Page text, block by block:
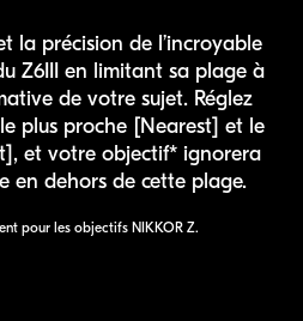
la précision de l’incroyable
Z6III en limitant sa plage à
de votre sujet. Réglez
plus proche [Nearest] et le
et votre objectif* ignorera
en dehors de cette plage.
pour les objectifs NIKKOR Z.